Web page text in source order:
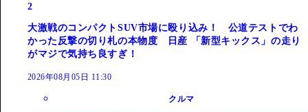
2
大激戦のコンパクトSUV市場に殴り込み！ 公道テストでわ
かった反撃の切り札の本物度 日産 「新型キックス」の走り
がマジで気持ち良すぎ！
2026年08月05日 11:30
クルマ